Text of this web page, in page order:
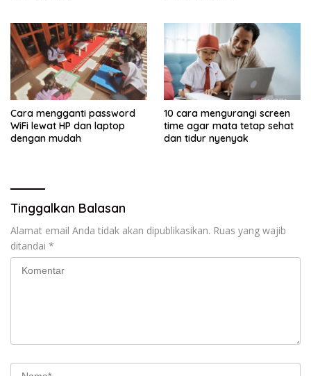
Cara mengganti password
WiFi lewat HP dan laptop
dengan mudah
10 cara mengurangi screen
time agar mata tetap sehat
dan tidur nyenyak
Tinggalkan Balasan
Alamat email Anda tidak akan dipublikasikan. Ruas yang wajib
ditandai *